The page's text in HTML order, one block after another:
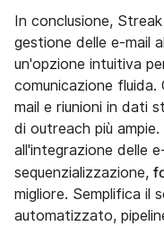
In conclusione,
gestione delle e-mail
un'opzione intuitiva
comunicazione
mail e riunioni in dati
di outreach più
all'integrazione delle
sequenzializzazione,
migliore. Semplifica il
automatizzato,